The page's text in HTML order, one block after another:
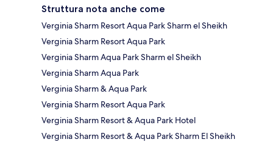
Struttura nota anche come
Verginia Sharm Resort Aqua Park Sharm el Sheikh
Verginia Sharm Resort Aqua Park
Verginia Sharm Aqua Park Sharm el Sheikh
Verginia Sharm Aqua Park
Verginia Sharm & Aqua Park
Verginia Sharm Resort Aqua Park
Verginia Sharm Resort & Aqua Park Hotel
Verginia Sharm Resort & Aqua Park Sharm El Sheikh